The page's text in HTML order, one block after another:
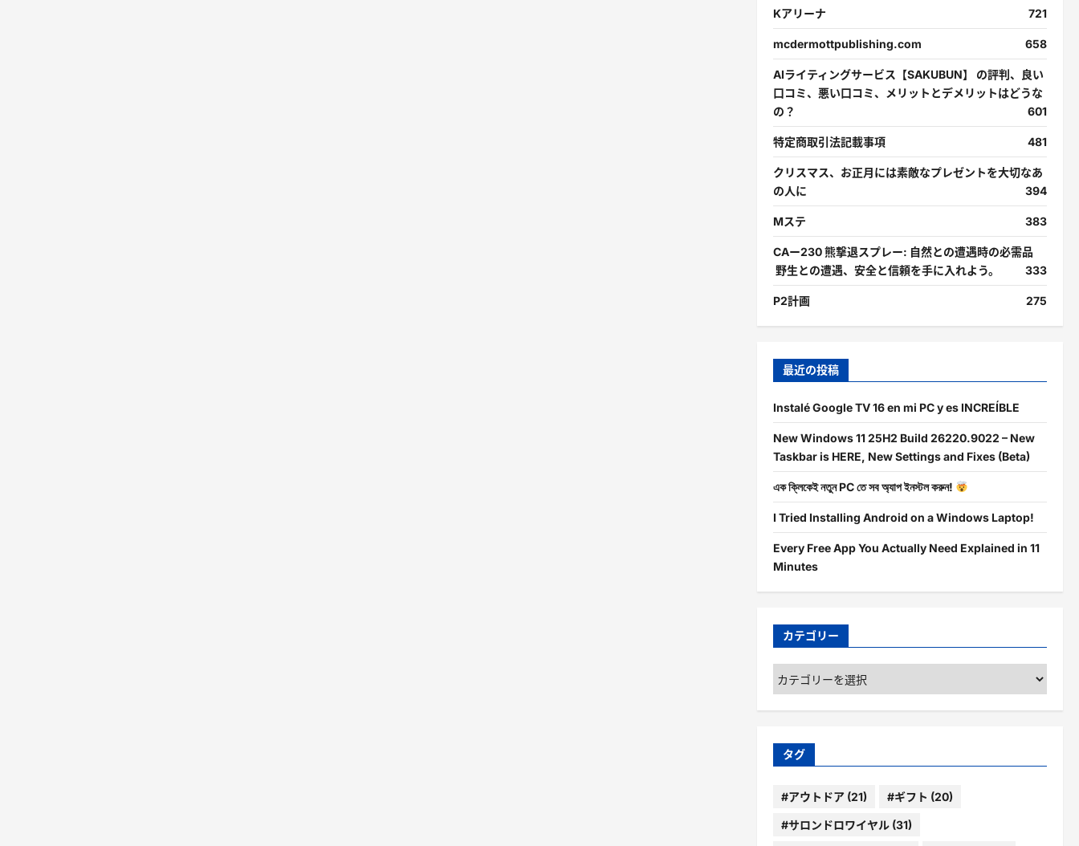
Kアリーナ 721
mcdermottpublishing.com 658
AIライティングサービス【SAKUBUN】 の評判、良い
口コミ、悪い口コミ、メリットとデメリットはどうな
の？
601
特定商取引法記載事項 481
クリスマス、お正月には素敵なプレゼントを大切なあ
の人に
394
Mステ 383
CAー230 熊撃退スプレー: 自然との遭遇時の必需品
野生との遭遇、安全と信頼を手に入れよう。
333
P2計画 275
最近の投稿
Instalé Google TV 16 en mi PC y es INCREÍBLE
New Windows 11 25H2 Build 26220.9022 – New
Taskbar is HERE, New Settings and Fixes (Beta)
এক ক্লিকেই নতুন PC তে সব অ্যাপ ইনস্টল করুন!
I Tried Installing Android on a Windows Laptop!
Every Free App You Actually Need Explained in 11
Minutes
カテゴリー
カ
テ
ゴ
ー
タグ
#アウトドア(21) #ギフト (20)
#サロンドロワイヤル(31)